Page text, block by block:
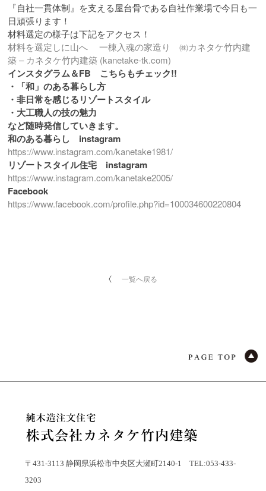
『自社一貫体制』を支える屋台骨である自社作業場で今日も一
日頑張ります！
材料選定の様子は下記をアクセス！
材料を選定しに山へ 一棟入魂の家造り ㈱カネタケ竹内建
築 – カネタケ竹内建築 (kanetake-tk.com)
インスタグラム＆FB こちらもチェック!!
・「和」のある暮らし方
・非日常を感じるリゾートスタイル
・大工職人の技の魅力
など随時発信していきます。
和のある暮らし instagram
https://www.instagram.com/kanetake1981/
リゾートスタイル住宅 instagram
https://www.instagram.com/kanetake2005/
Facebook
https://www.facebook.com/profile.php?id=100034600220804
一覧へ戻る
〒431-3113 静岡県浜松市中央区大瀬町2140-1 TEL:053-433-
3203